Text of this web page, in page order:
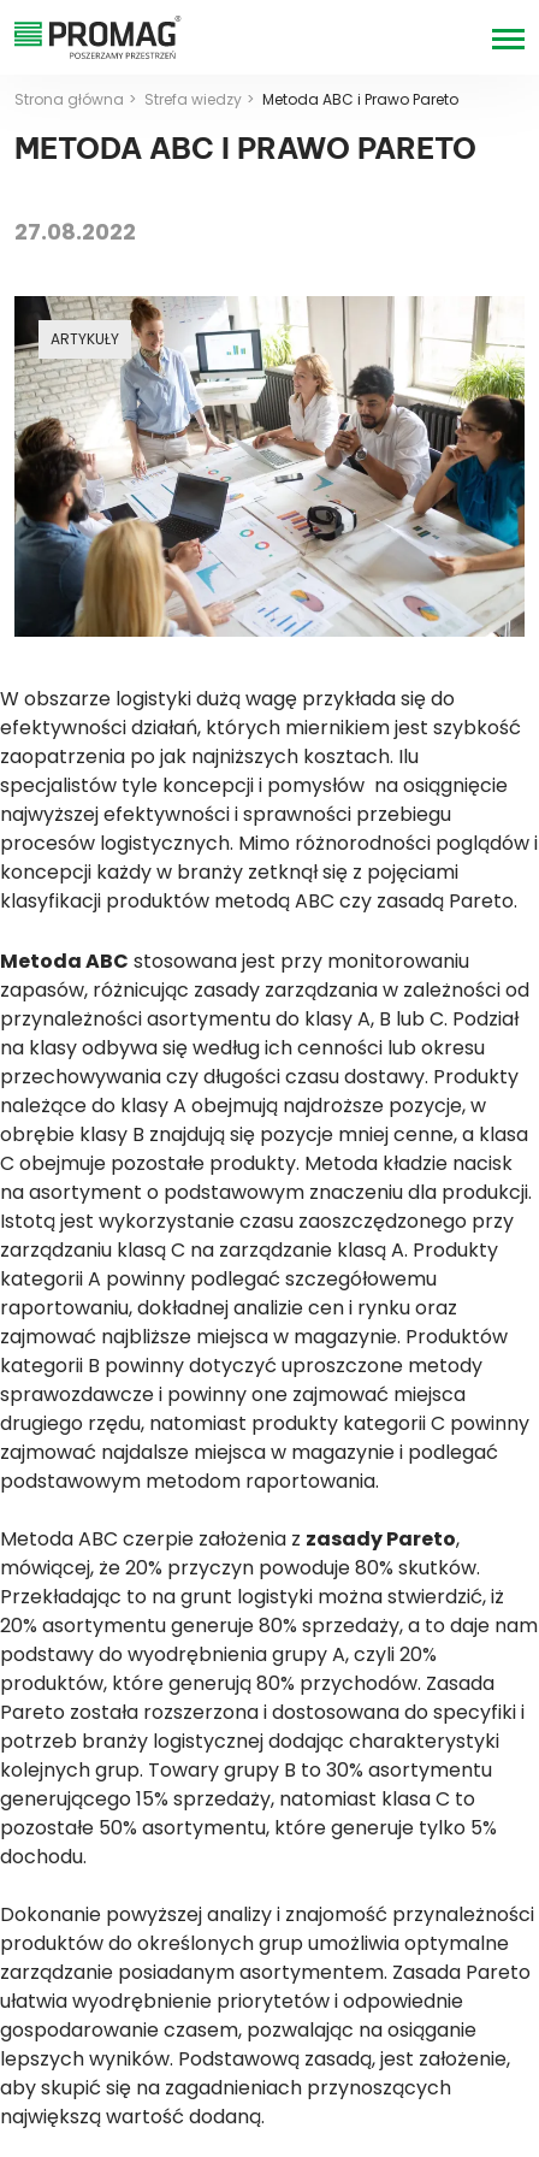
Strona główna Strefa wiedzy Metoda ABC i Prawo Pareto
METODA ABC I PRAWO PARETO
27.08.2022
ARTYKUŁY
W obszarze logistyki dużą wagę przykłada się do
efektywności działań, których miernikiem jest szybkość
zaopatrzenia po jak najniższych kosztach. Ilu
specjalistów tyle koncepcji i pomysłów na osiągnięcie
najwyższej efektywności i sprawności przebiegu
procesów logistycznych. Mimo różnorodności poglądów i
koncepcji każdy w branży zetknął się z pojęciami
klasyfikacji produktów metodą ABC czy zasadą Pareto.
Metoda ABC stosowana jest przy monitorowaniu
zapasów, różnicując zasady zarządzania w zależności od
przynależności asortymentu do klasy A, B lub C. Podział
na klasy odbywa się według ich cenności lub okresu
przechowywania czy długości czasu dostawy. Produkty
należące do klasy A obejmują najdroższe pozycje, w
obrębie klasy B znajdują się pozycje mniej cenne, a klasa
C obejmuje pozostałe produkty. Metoda kładzie nacisk
na asortyment o podstawowym znaczeniu dla produkcji.
Istotą jest wykorzystanie czasu zaoszczędzonego przy
zarządzaniu klasą C na zarządzanie klasą A. Produkty
kategorii A powinny podlegać szczegółowemu
raportowaniu, dokładnej analizie cen i rynku oraz
zajmować najbliższe miejsca w magazynie. Produktów
kategorii B powinny dotyczyć uproszczone metody
sprawozdawcze i powinny one zajmować miejsca
drugiego rzędu, natomiast produkty kategorii C powinny
zajmować najdalsze miejsca w magazynie i podlegać
podstawowym metodom raportowania.
Metoda ABC czerpie założenia z zasady Pareto,
mówiącej, że 20% przyczyn powoduje 80% skutków.
Przekładając to na grunt logistyki można stwierdzić, iż
20% asortymentu generuje 80% sprzedaży, a to daje nam
podstawy do wyodrębnienia grupy A, czyli 20%
produktów, które generują 80% przychodów. Zasada
Pareto została rozszerzona i dostosowana do specyfiki i
potrzeb branży logistycznej dodając charakterystyki
kolejnych grup. Towary grupy B to 30% asortymentu
generującego 15% sprzedaży, natomiast klasa C to
pozostałe 50% asortymentu, które generuje tylko 5%
dochodu.
Dokonanie powyższej analizy i znajomość przynależności
produktów do określonych grup umożliwia optymalne
zarządzanie posiadanym asortymentem. Zasada Pareto
ułatwia wyodrębnienie priorytetów i odpowiednie
gospodarowanie czasem, pozwalając na osiąganie
lepszych wyników. Podstawową zasadą, jest założenie,
aby skupić się na zagadnieniach przynoszących
największą wartość dodaną.